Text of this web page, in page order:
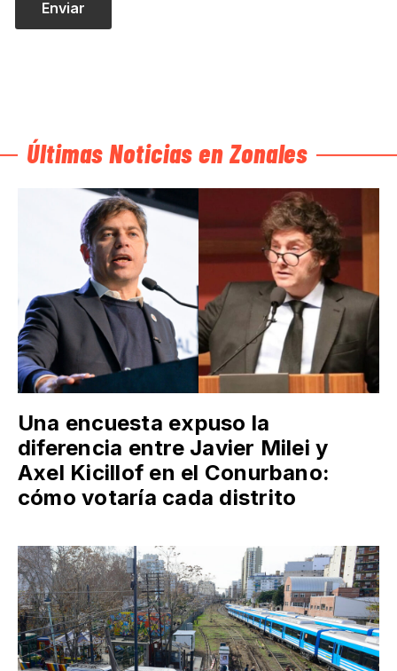
Últimas Noticias en Zonales
Una encuesta expuso la
diferencia entre Javier Milei y
Axel Kicillof en el Conurbano:
cómo votaría cada distrito